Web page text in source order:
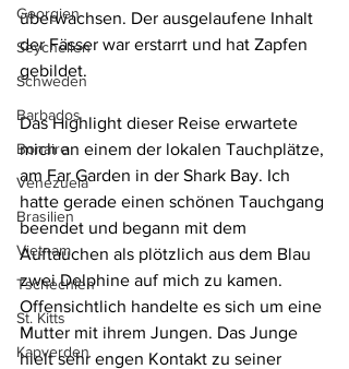
Georgien
Seychellen
Schweden
Barbados
Bonaire
Venezuela
Brasilien
Vietnam
Tschechien
St. Kitts
Kapverden
überwachsen. Der ausgelaufene Inhalt
der Fässer war erstarrt und hat Zapfen
gebildet.
Das Highlight dieser Reise erwartete
mich an einem der lokalen Tauchplätze,
am Far Garden in der Shark Bay. Ich
hatte gerade einen schönen Tauchgang
beendet und begann mit dem
Auftauchen als plötzlich aus dem Blau
zwei Delphine auf mich zu kamen.
Offensichtlich handelte es sich um eine
Mutter mit ihrem Jungen. Das Junge
hielt sehr engen Kontakt zu seiner